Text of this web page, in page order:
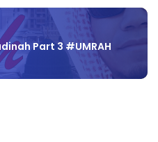
Part 3 #UMRAH